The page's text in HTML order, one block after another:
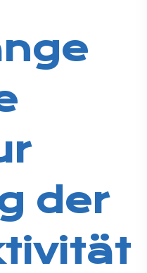
der